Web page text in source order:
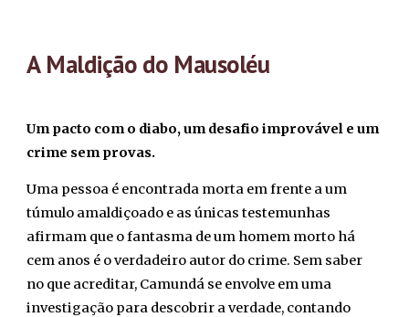
A Maldição do Mausoléu
Um pacto com o diabo, um desafio improvável e um
crime sem provas.
Uma pessoa é encontrada morta em frente a um
túmulo amaldiçoado e as únicas testemunhas
afirmam que o fantasma de um homem morto há
cem anos é o verdadeiro autor do crime. Sem saber
no que acreditar, Camundá se envolve em uma
investigação para descobrir a verdade, contando